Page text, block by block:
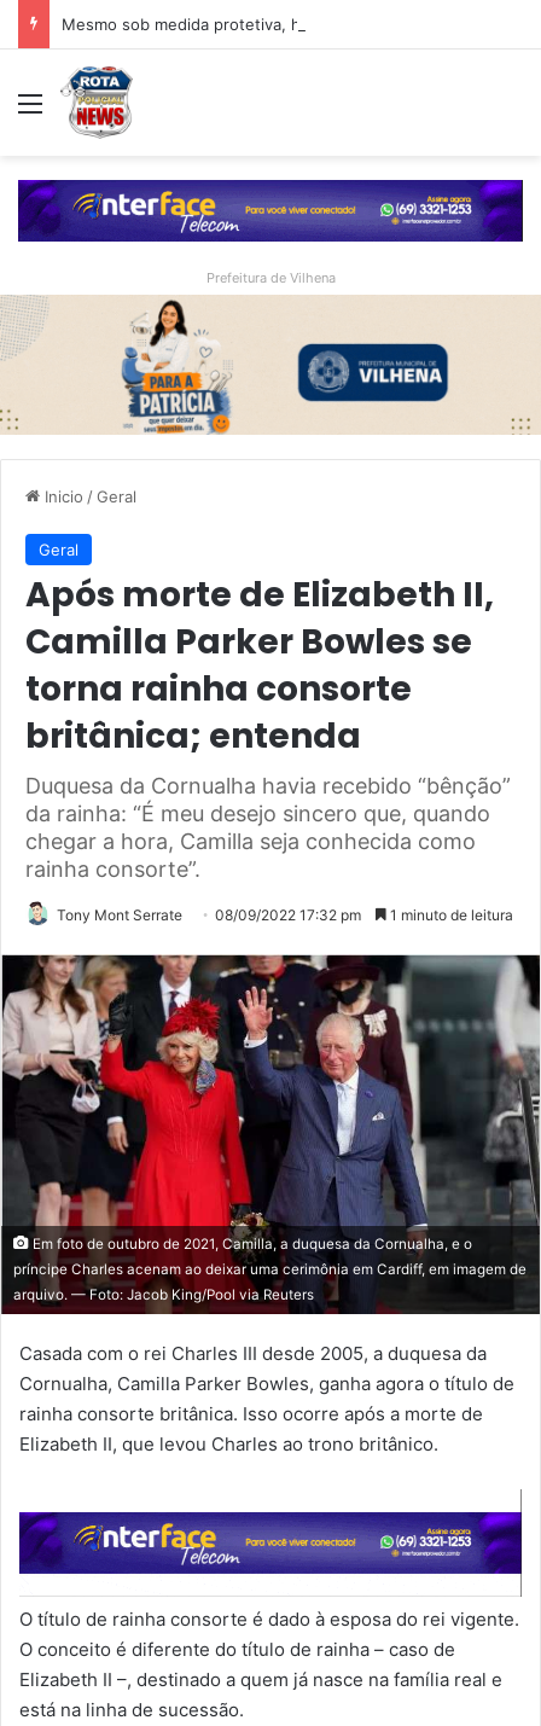
Menu
Prefeitura de Vilhena
Inicio /Geral
Geral
Após morte de Elizabeth II,
Camilla Parker Bowles se
torna rainha consorte
britânica; entenda
Duquesa da Cornualha havia recebido “bênção”
da rainha: “É meu desejo sincero que, quando
chegar a hora, Camilla seja conhecida como
rainha consorte”.
Tony Mont Serrate 08/09/2022 17:32 pm 1 minuto de leitura
Em foto de outubro de 2021, Camilla, a duquesa da Cornualha, e o
príncipe Charles acenam ao deixar uma cerimônia em Cardiff, em imagem de
arquivo. — Foto: Jacob King/Pool via Reuters
Casada com o rei Charles III desde 2005, a duquesa da
Cornualha, Camilla Parker Bowles, ganha agora o título de
rainha consorte britânica. Isso ocorre após a morte de
Elizabeth II, que levou Charles ao trono britânico.
O título de rainha consorte é dado à esposa do rei vigente.
O conceito é diferente do título de rainha – caso de
Elizabeth II –, destinado a quem já nasce na família real e
está na linha de sucessão.